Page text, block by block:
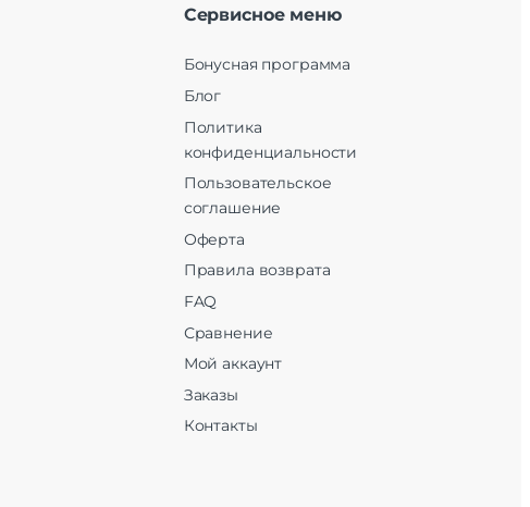
Сервисное меню
Бонусная программа
Блог
Политика
конфиденциальности
Пользовательское
соглашение
Оферта
Правила возврата
FAQ
Сравнение
Мой аккаунт
Заказы
Контакты